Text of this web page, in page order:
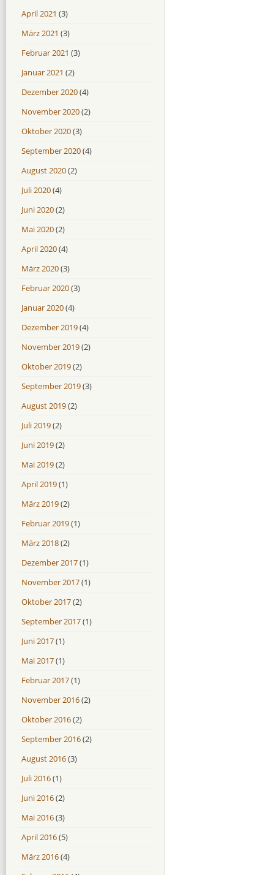
April 2021 (3)
März 2021 (3)
Februar 2021 (3)
Januar 2021 (2)
Dezember 2020(4)
November 2020(2)
Oktober 2020(3)
September 2020(4)
August 2020(2)
Juli 2020(4)
Juni 2020(2)
Mai 2020(2)
April 2020(4)
März 2020(3)
Februar 2020(3)
Januar 2020(4)
Dezember 2019(4)
November 2019(2)
Oktober 2019(2)
September 2019(3)
August 2019(2)
Juli 2019(2)
Juni 2019(2)
Mai 2019(2)
April 2019(1)
März 2019(2)
Februar 2019(1)
März 2018(2)
Dezember 2017(1)
November 2017(1)
Oktober 2017(2)
September 2017(1)
Juni 2017(1)
Mai 2017(1)
Februar 2017(1)
November 2016(2)
Oktober 2016(2)
September 2016(2)
August 2016(3)
Juli 2016(1)
Juni 2016(2)
Mai 2016(3)
April 2016(5)
März 2016(4)